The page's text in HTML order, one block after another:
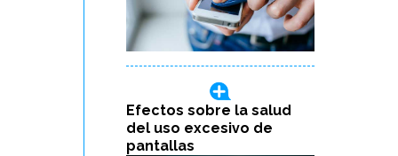
Efectos sobre la salud
del uso excesivo de
pantallas